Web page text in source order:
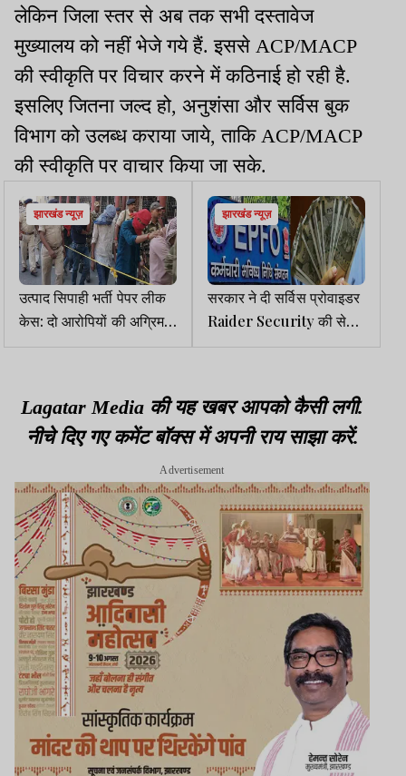
लेकिन जिला स्तर से अब तक सभी दस्तावेज
मुख्यालय को नहीं भेजे गये हैं. इससे ACP/MACP
की स्वीकृति पर विचार करने में कठिनाई हो रही है.
इसलिए जितना जल्द हो, अनुशंसा और सर्विस बुक
विभाग को उलब्ध कराया जाये, ताकि ACP/MACP
की स्वीकृति पर वाचार किया जा सके.
झारखंड न्यूज़
उत्पाद सिपाही भर्ती पेपर लीक
केस: दो आरोपियों की अग्रिम
बेल याचिका पर कोर्ट ने मांगी
झारखंड न्यूज़
सरकार ने दी सर्विस प्रोवाइडर
Raider Security की सेवा
समाप्त करने की चेतावनी
Lagatar Media की यह खबर आपको कैसी लगी.
नीचे दिए गए कमेंट बॉक्स में अपनी राय साझा करें.
Advertisement